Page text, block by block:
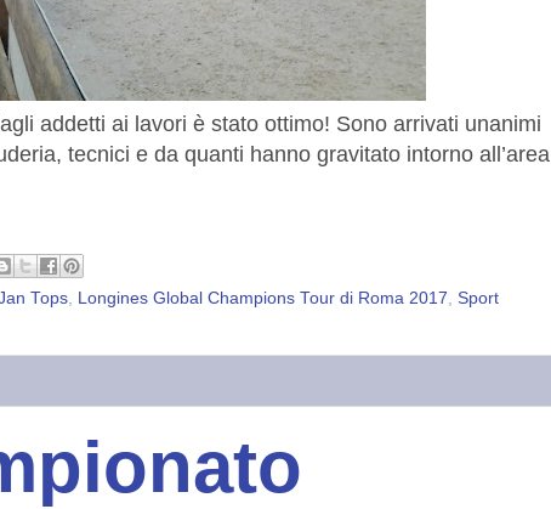
addetti ai lavori è stato ottimo! Sono arrivati unanimi
tecnici e da quanti hanno gravitato intorno all’area
Tops Longines Global Champions Tour di Roma 2017 Sport